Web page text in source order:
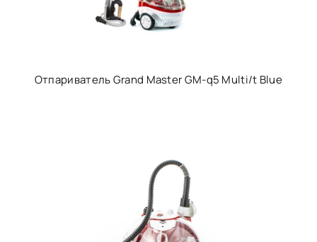
Отпариватель Grand Master GM-q5 Multi/t Blue